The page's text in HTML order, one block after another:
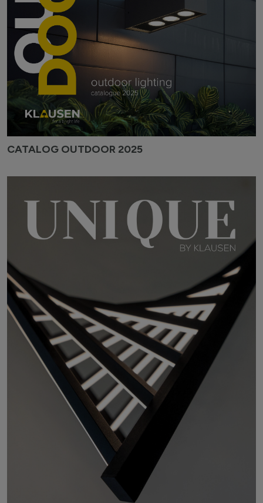
CATALOG OUTDOOR 2025